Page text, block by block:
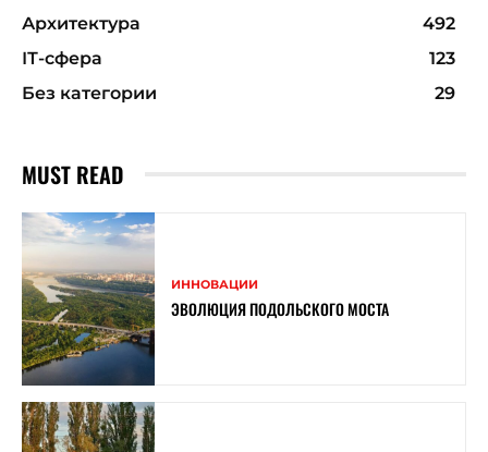
Архитектура
492
ІТ-сфера
123
Без категории
29
MUST READ
ИННОВАЦИИ
ЭВОЛЮЦИЯ ПОДОЛЬСКОГО МОСТА